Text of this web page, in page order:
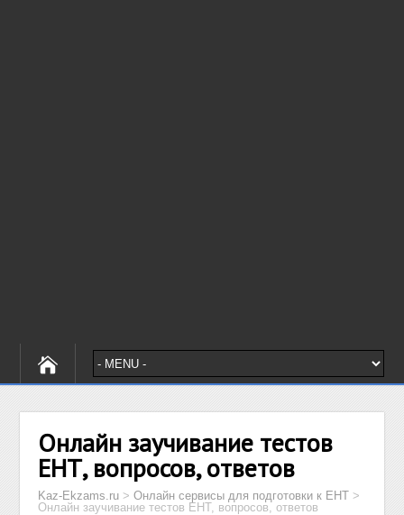
Онлайн заучивание тестов
ЕНТ, вопросов, ответов
Kaz-Ekzams.ru >Онлайн сервисы для подготовки к ЕНТ >
Онлайн заучивание тестов ЕНТ, вопросов, ответов